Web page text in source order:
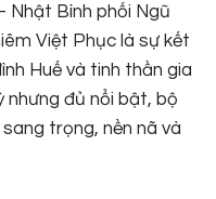
Nhật Bình phối Ngũ
Việt Phục là sự kết
Huế và tinh thần gia
nhưng đủ nổi bật, bộ
trọng, nền nã và